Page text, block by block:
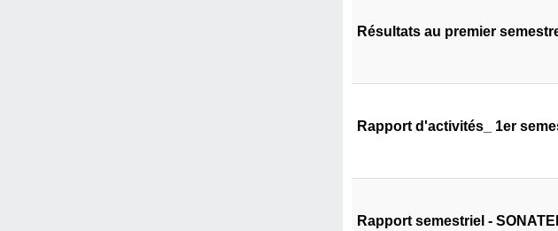
Résultats au premier
Rapport d'activités_ 1er
Rapport semestriel -